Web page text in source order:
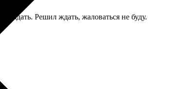
Решил ждать, жаловаться не буду.